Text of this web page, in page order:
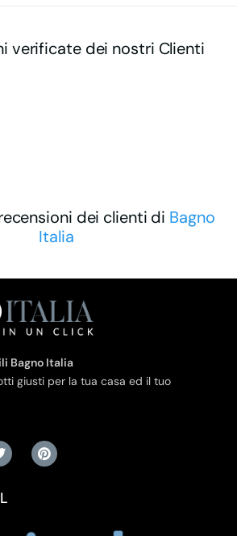
verificate dei nostri Clienti
dei clienti di Bagno
Italia
Bagno Italia
giusti per la tua casa ed il tuo